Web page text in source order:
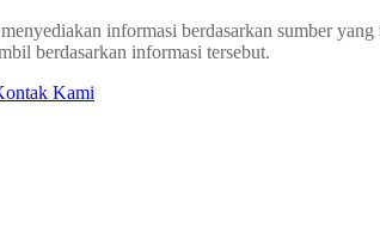
informasi berdasarkan sumber
berdasarkan informasi tersebut.
Kami